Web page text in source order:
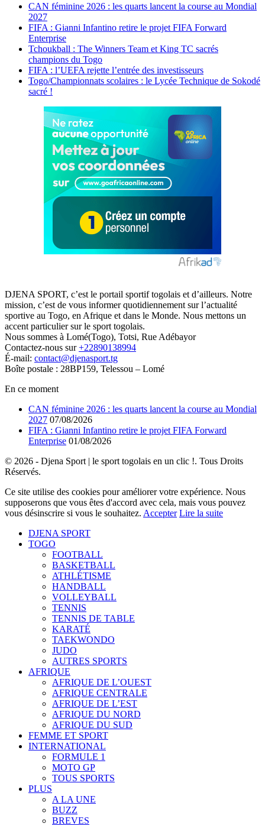
CAN féminine 2026 : les quarts lancent la course au Mondial
2027
FIFA : Gianni Infantino retire le projet FIFA Forward
Enterprise
Tchoukball : The Winners Team et King TC sacrés
champions du Togo
FIFA : l’UEFA rejette l’entrée des investisseurs
Togo/Championnats scolaires : le Lycée Technique de Sokodé
sacré !
DJENA SPORT, c’est le portail sportif togolais et d’ailleurs. Notre
mission, c’est de vous informer quotidiennement sur l’actualité
sportive au Togo, en Afrique et dans le Monde. Nous mettons un
accent particulier sur le sport togolais.
Nous sommes à Lomé(Togo), Totsi, Rue Adébayor
Contactez-nous sur+22890138994
É-mail: contact@djenasport.tg
Boîte postale : 28BP159, Telessou – Lomé
En ce moment
CAN féminine 2026 : les quarts lancent la course au Mondial
2027 07/08/2026
FIFA : Gianni Infantino retire le projet FIFA Forward
Enterprise 01/08/2026
© 2026 - Djena Sport | le sport togolais en un clic !. Tous Droits
Réservés.
Ce site utilise des cookies pour améliorer votre expérience. Nous
supposerons que vous êtes d'accord avec cela, mais vous pouvez
vous désinscrire si vous le souhaitez. Accepter Lire la suite
DJENA SPORT
TOGO
FOOTBALL
BASKETBALL
ATHLÉTISME
HANDBALL
VOLLEYBALL
TENNIS
TENNIS DE TABLE
KARATÉ
TAEKWONDO
JUDO
AUTRES SPORTS
AFRIQUE
AFRIQUE DE L’OUEST
AFRIQUE CENTRALE
AFRIQUE DE L’EST
AFRIQUE DU NORD
AFRIQUE DU SUD
FEMME ET SPORT
INTERNATIONAL
FORMULE 1
MOTO GP
TOUS SPORTS
PLUS
A LA UNE
BUZZ
BREVES